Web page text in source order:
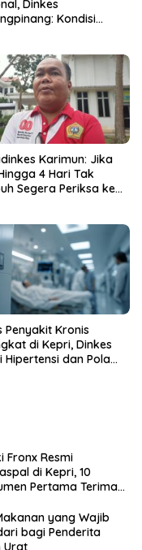
Dinkes
Kondisi
Karimun: Jika
4 Hari Tak
Segera Periksa ke
Penyakit Kronis
di Kepri, Dinkes
Hipertensi dan Pola
Fronx Resmi
di Kepri, 10
Pertama Terima
yang Wajib
bagi Penderita
Urat